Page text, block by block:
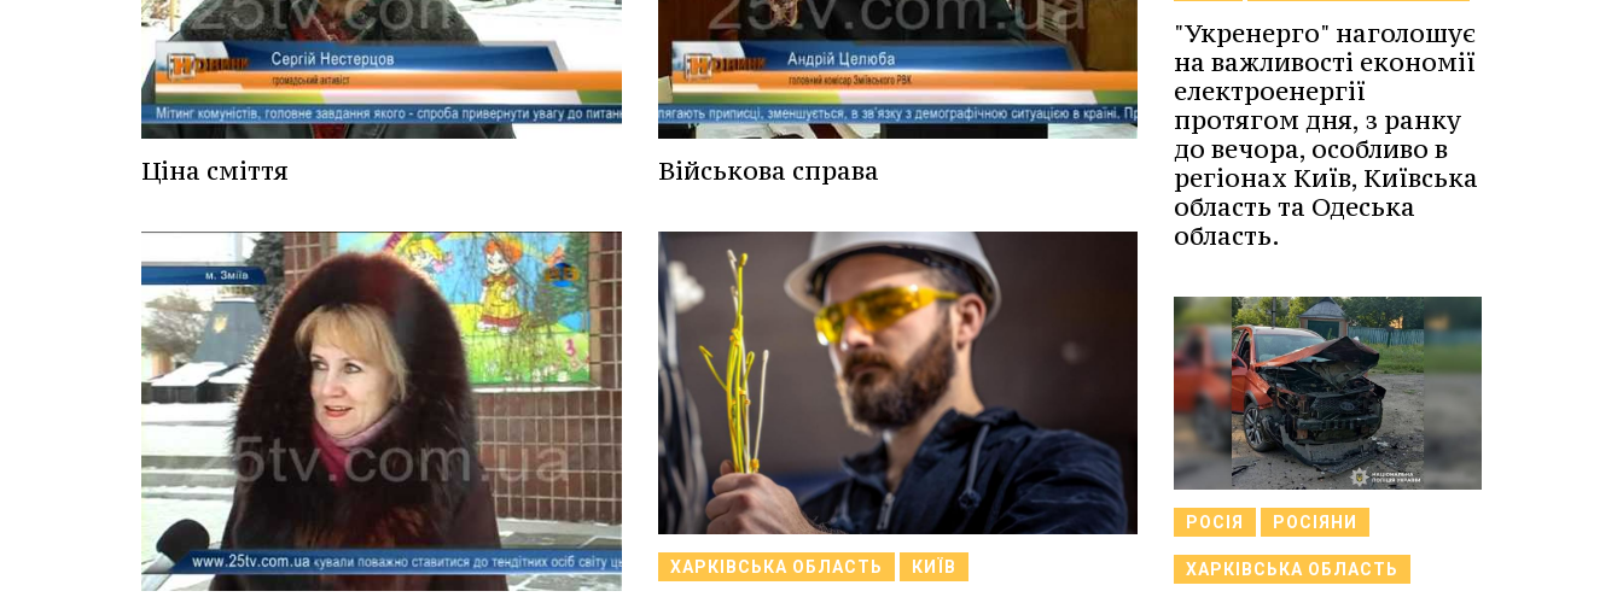
Ціна сміття Військова справа
ХАРКІВСЬКА ОБЛАСТЬ КИЇВ
"Укренерго" наголошує
на важливості економії
електроенергії
протягом дня, з ранку
до вечора, особливо в
регіонах Київ, Київська
область та Одеська
область.
РОСІЯ РОСІЯНИ
ХАРКІВСЬКА ОБЛАСТЬ